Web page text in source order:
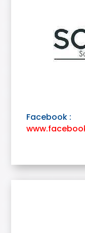
Facebook :